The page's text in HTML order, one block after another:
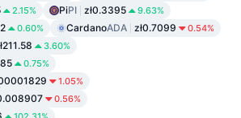
2.15% PiPI zł0.3395 9.63%
0.60% CardanoADA zł0.7099 0.54%
3.60%
0.75%
1.05%
0.56%